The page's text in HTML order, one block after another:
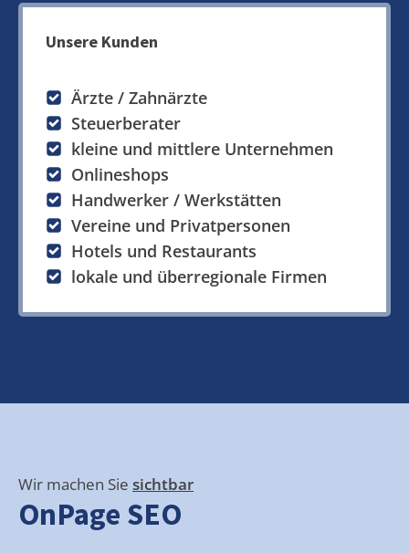
Unsere Kunden
Ärzte / Zahnärzte
Steuerberater
kleine und mittlere Unternehmen
Onlineshops
Handwerker / Werkstätten
Vereine und Privatpersonen
Hotels und Restaurants
lokale und überregionale Firmen
Wir machen Sie sichtbar
OnPage SEO